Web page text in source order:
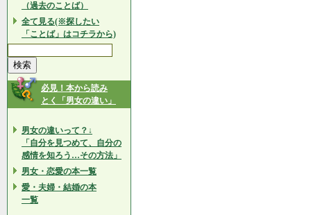
（過去のことば）
全て見る(※探したい
「ことば」はコチラから)
必見！本から読み
とく「男女の違い」
男女の違いって？↓
「自分を見つめて、自分の
感情を知ろう…その方法」
男女・恋愛の本一覧
愛・夫婦・結婚の本
一覧